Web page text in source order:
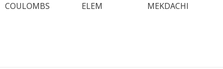
COULOMBS ELEM MEKDACHI